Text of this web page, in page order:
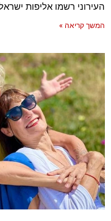
העירוני רשמו אליפות
המשך קריאה »